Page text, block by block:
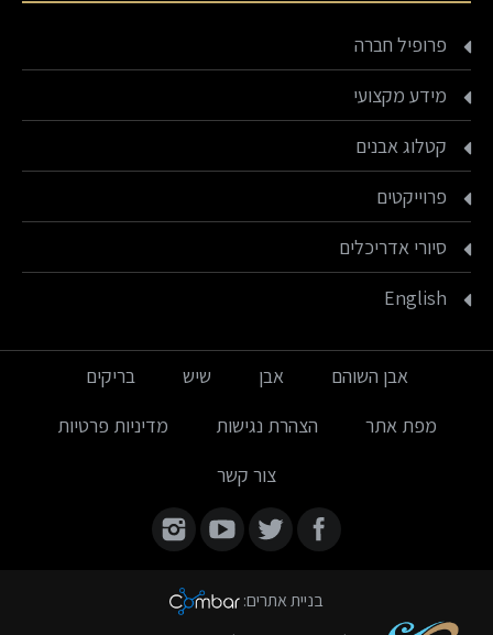
פרופיל חברה
מידע מקצועי
קטלוג אבנים
פרוייקטים
סיורי אדריכלים
English
אבן השוהם אבן שיש
בריקים
מפת אתר
הצהרת נגישות
מדיניות פרטיות
צור קשר
בניית אתרים: